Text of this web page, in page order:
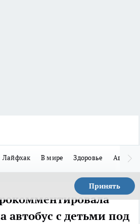
Лайфхак В мире Здоровье Авто
Принять
автобус с детьми под